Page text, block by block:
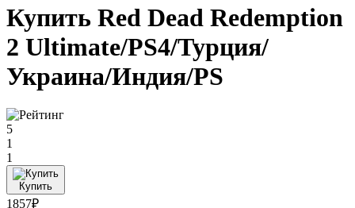
Купить Red Dead Redemption
2 Ultimate/PS4/Турция/
Украина/Индия/PS
5
1
1
Купить
1857₽